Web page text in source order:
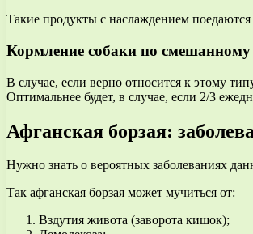
Такие продукты с наслаждением
Кормление собаки по смешанному
В случае, если верно относится к этому
Оптимальнее будет, в случае, если 2/3
Афганская борзая:
Нужно знать о вероятных заболеваниях
Так афганская борзая может мучиться от:
Вздутия живота (заворота кишок);